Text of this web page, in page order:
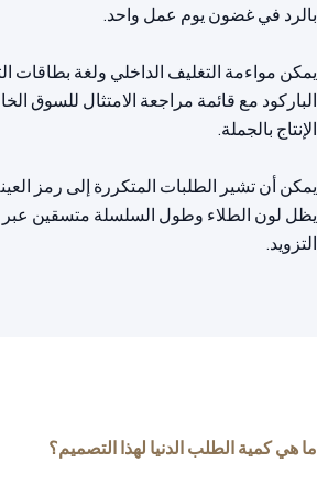
يمكن مواءمة التغليف الداخلي ولغة بطاقات
الباركود مع قائمة مراجعة الامتثال للسوق
يمكن أن تشير الطلبات المتكررة إلى رمز
يظل لون الطلاء وطول السلسلة متسقين
التزويد.
ما هي كمية الطلب الدنيا لهذا التصميم؟